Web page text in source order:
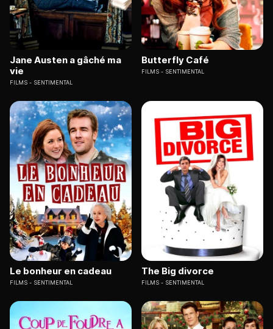
Jane Austen a gâché ma
vie
FILMS SENTIMENTAL
Butterfly Café
FILMS SENTIMENTAL
Le bonheur en cadeau
FILMS SENTIMENTAL
The Big divorce
FILMS SENTIMENTAL